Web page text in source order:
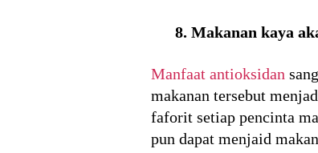
8. Makanan kaya
Manfaat antioksidan
makanan tersebut
faforit setiap pencinta
pun dapat menjaid